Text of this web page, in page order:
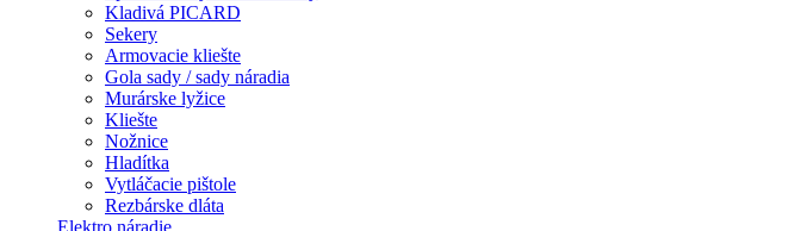
Kladivá PICARD
Sekery
Armovacie kliešte
Gola sady / sady náradia
Murárske lyžice
Kliešte
Nožnice
Hladítka
Vytláčacie pištole
Rezbárske dláta
Elektro náradie